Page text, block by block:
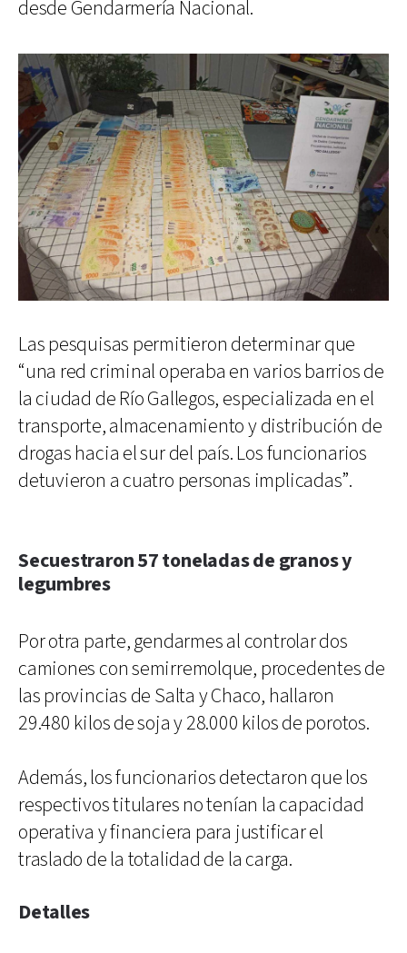
desde Gendarmería Nacional.
Las pesquisas permitieron determinar que
“una red criminal operaba en varios barrios de
la ciudad de Río Gallegos, especializada en el
transporte, almacenamiento y distribución de
drogas hacia el sur del país. Los funcionarios
detuvieron a cuatro personas implicadas”.
Secuestraron 57 toneladas de granos y
legumbres
Por otra parte, gendarmes al controlar dos
camiones con semirremolque, procedentes de
las provincias de Salta y Chaco, hallaron
29.480 kilos de soja y 28.000 kilos de porotos.
Además, los funcionarios detectaron que los
respectivos titulares no tenían la capacidad
operativa y financiera para justificar el
traslado de la totalidad de la carga.
Detalles